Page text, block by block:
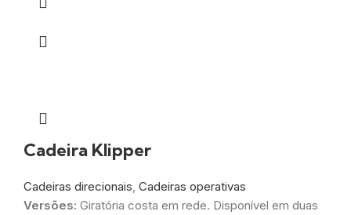
Cadeira Klipper
Cadeiras direcionais, Cadeiras operativas
Versões: Giratória costa em rede. Disponível em duas